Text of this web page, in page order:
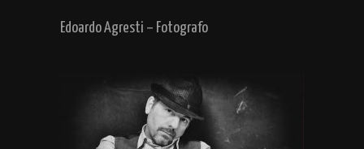
Edoardo Agresti – Fotografo